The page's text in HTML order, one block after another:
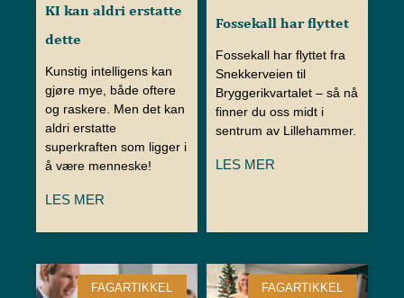
KI kan aldri erstatte
dette
Kunstig intelligens kan
gjøre mye, både oftere
og raskere. Men det kan
aldri erstatte
superkraften som ligger i
å være menneske!
LES MER
Fossekall har flyttet
Fossekall har flyttet fra
Snekkerveien til
Bryggerikvartalet – så nå
finner du oss midt i
sentrum av Lillehammer.
LES MER
FAGARTIKKEL FAGARTIKKEL